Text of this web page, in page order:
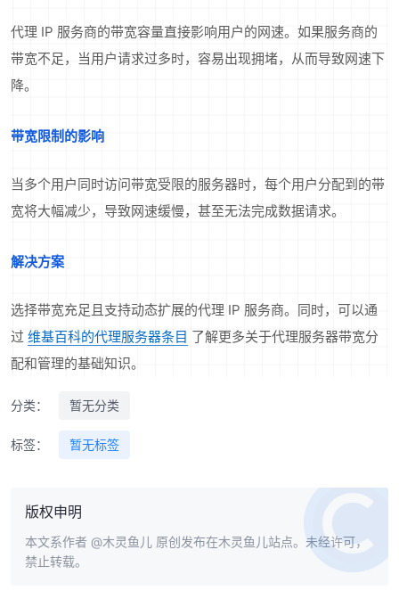
代理 IP 服务商的带宽容量直接影响用户的网速。如果服务商的
带宽不足，当用户请求过多时，容易出现拥堵，从而导致网速下
降。
带宽限制的影响
当多个用户同时访问带宽受限的服务器时，每个用户分配到的带
宽将大幅减少，导致网速缓慢，甚至无法完成数据请求。
解决方案
选择带宽充足且支持动态扩展的代理 IP 服务商。同时，可以通
过 维基百科的代理服务器条目 了解更多关于代理服务器带宽分
配和管理的基础知识。
分类： 暂无分类
标签： 暂无标签
版权申明
本文系作者 @木灵鱼儿 原创发布在木灵鱼儿站点。未经许可，
禁止转载。